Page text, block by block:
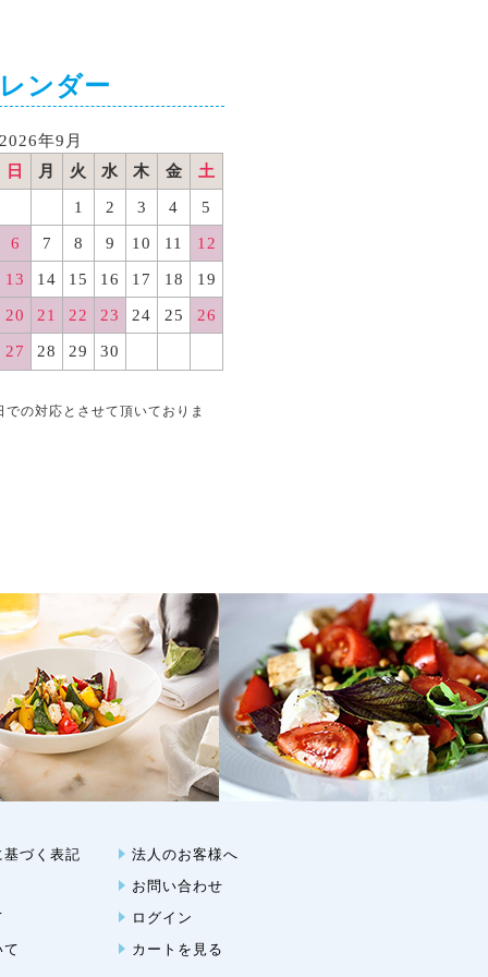
ンダー
2026年9月
日
月 火 水 木 金 土
1 2 3 4 5
6 7 8 9 10 11 12
13 14 15 16 17 18 19
20 21 22 23 24 25 26
27 28 29 30
の対応とさせて頂いておりま
づく表記
て
法人のお客様へ
お問い合わせ
ログイン
カートを見る